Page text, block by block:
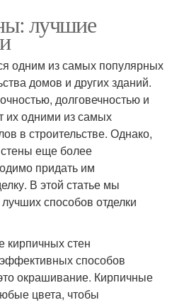
лучшие
одним из самых популярных
домов и других зданий.
долговечностью и
их одними из самых
в строительстве. Однако,
еще более
придать им
В этой статье мы
способов отделки
кирпичных стен
способов
окрашивание. Кирпичные
цвета, чтобы